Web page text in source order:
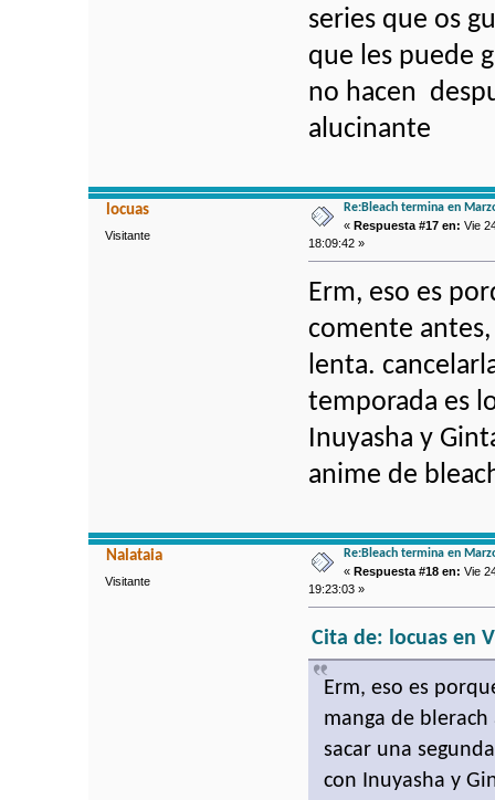
series que os
que les puede
no hacen
alucinante
locuas
Visitante
Re:Bleach termina en
« Respuesta #17 en: Vie
18:09:42 »
Erm, eso es
comente
lenta.
temporada es
Inuyasha y
anime de
Nalataia
Visitante
Re:Bleach termina en
« Respuesta #18 en: Vie
19:23:03 »
Cita de: locuas en
Erm, eso es
manga de
sacar una
con Inuyasha y